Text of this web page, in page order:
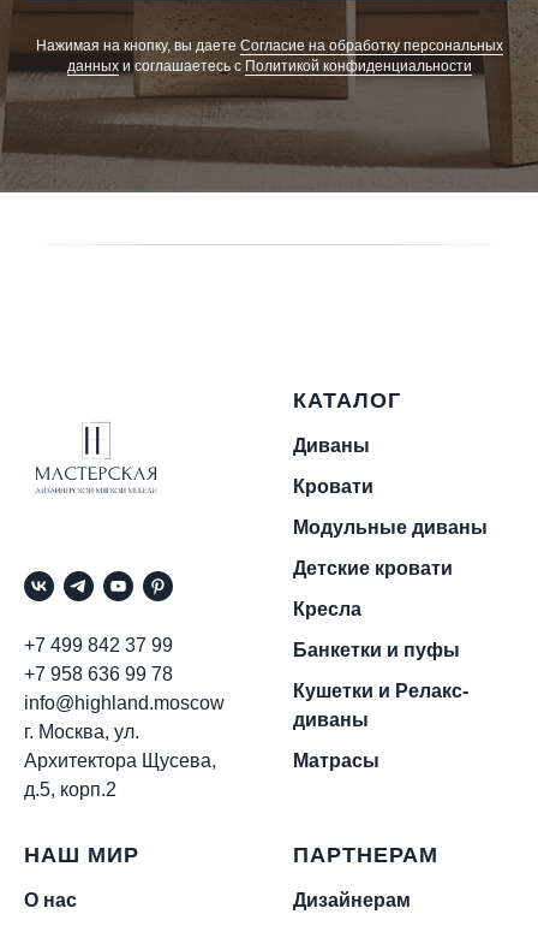
Нажимая на кнопку, вы даете Cогласие на обработку персональных
данныхи соглашаетесь c Политикой конфиденциальности
+7 499 842 37 99
+7 958 636 99 78
info@highland.moscow
г. Москва, ул.
Архитектора Щусева,
д.5, корп.2
КАТАЛОГ
Диваны
Кровати
Модульные диваны
Детские кровати
Кресла
Банкетки и пуфы
Кушетки и Релакс-
диваны
Матрасы
НАШ МИР
О нас
ПАРТНЕРАМ
Дизайнерам